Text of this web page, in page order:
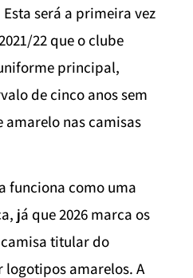
será a primeira vez
22 que o clube
principal,
de cinco anos sem
nas camisas
funciona como uma
já que 2026 marca os
titular do
logotipos amarelos. A